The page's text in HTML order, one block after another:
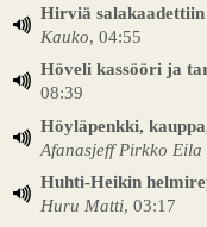
Hirviä
Kauko, 04:55
Höveli kassööri ja
08:39
Höyläpenkki,
Afanasjeff Pirkko
Huhti-Heikin
Huru Matti, 03:17